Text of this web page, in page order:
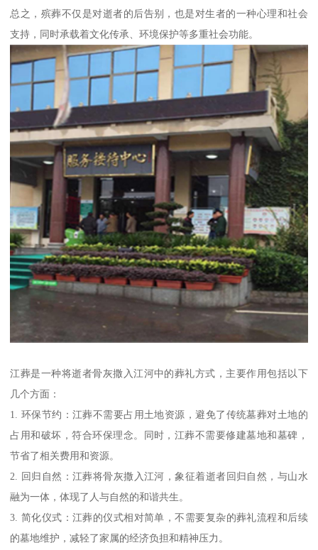
总之，殡葬不仅是对逝者的后告别，也是对生者的一种心理和社会
支持，同时承载着文化传承、环境保护等多重社会功能。
江葬是一种将逝者骨灰撒入江河中的葬礼方式，主要作用包括以下
几个方面：
1. 环保节约：江葬不需要占用土地资源，避免了传统墓葬对土地的
占用和破坏，符合环保理念。同时，江葬不需要修建墓地和墓碑，
节省了相关费用和资源。
2. 回归自然：江葬将骨灰撒入江河，象征着逝者回归自然，与山水
融为一体，体现了人与自然的和谐共生。
3. 简化仪式：江葬的仪式相对简单，不需要复杂的葬礼流程和后续
的墓地维护，减轻了家属的经济负担和精神压力。